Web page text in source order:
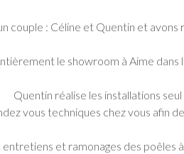
couple : Céline et Quentin et
le showroom à Aime
Quentin réalise les installations
vous techniques chez vous afin
entretiens et ramonages des poêles